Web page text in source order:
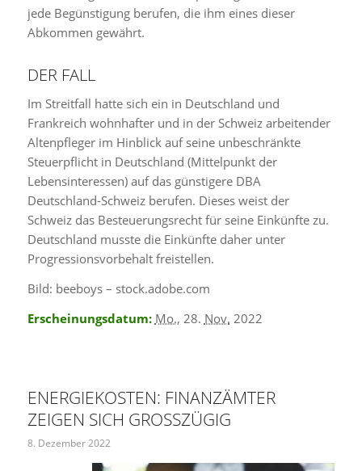
jede Begünstigung berufen, die ihm eines dieser
Abkommen gewährt.
DER FALL
Im Streitfall hatte sich ein in Deutschland und
Frankreich wohnhafter und in der Schweiz arbeitender
Altenpfleger im Hinblick auf seine unbeschränkte
Steuerpflicht in Deutschland (Mittelpunkt der
Lebensinteressen) auf das günstigere DBA
Deutschland-Schweiz berufen. Dieses weist der
Schweiz das Besteuerungsrecht für seine Einkünfte zu.
Deutschland musste die Einkünfte daher unter
Progressionsvorbehalt freistellen.
Bild: beeboys – stock.adobe.com
Erscheinungsdatum: Mo., 28. Nov. 2022
ENERGIEKOSTEN: FINANZÄMTER
ZEIGEN SICH GROSSZÜGIG
8. Dezember 2022